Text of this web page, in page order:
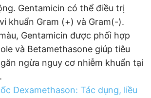
Gentamicin có thể điều trị
khuẩn Gram (+) và Gram(-).
Gentamicin được phối hợp
và Betamethasone giúp tiêu
ngừa nguy cơ nhiễm khuẩn tại
Dexamethason: Tác dụng, liều